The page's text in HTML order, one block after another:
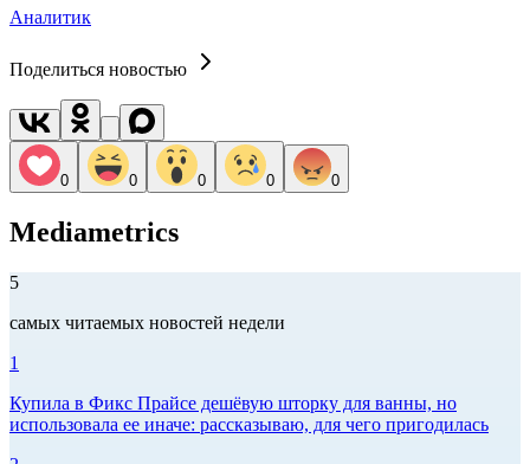
Аналитик
Поделиться новостью
0 0 0 0 0
Mediametrics
5
самых читаемых новостей недели
1
Купила в Фикс Прайсе дешёвую шторку для ванны, но
использовала ее иначе: рассказываю, для чего пригодилась